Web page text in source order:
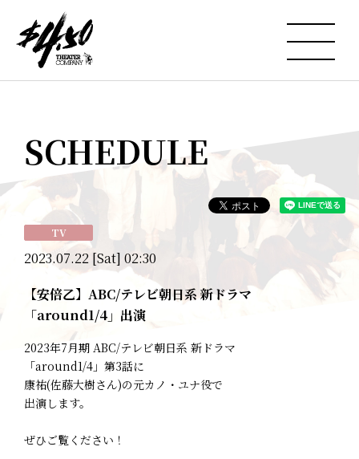
SCHEDULE
2023.07.22 [Sat] 02:30
TV
【安倍乙】ABC/テレビ朝日系 新ドラマ
「around1/4」出演
2023年7月期 ABC/テレビ朝日系 新ドラマ
「around1/4」第3話に
康祐(佐藤大樹さん)の元カノ・ユナ役で
出演します。
ぜひご覧ください！